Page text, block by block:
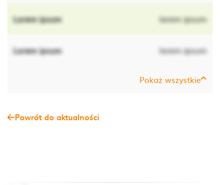
Lorem ipsum lorem ipsum
Lorem ipsum lorem ipsum
Pokaż wszystkie
Powrót do aktualności